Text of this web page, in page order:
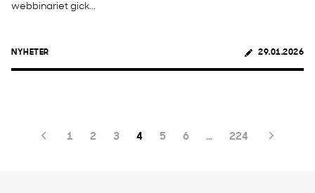
webbinariet gick...
NYHETER 29.01.2026
1 2 3 4 5 6 … 224